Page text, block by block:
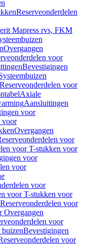
Reserveonderdelen
Mapress rvs, FKM
Overgangen
voor
Bevestigingen
Reserveonderdelen voor
Axiale
Aansluitingen
voor
voor
Overgangen
voor
voor T-stukken voor
voor
voor
voor
voor T-stukken voor
Reserveonderdelen voor
Overgangen
voor
Bevestigingen
voor